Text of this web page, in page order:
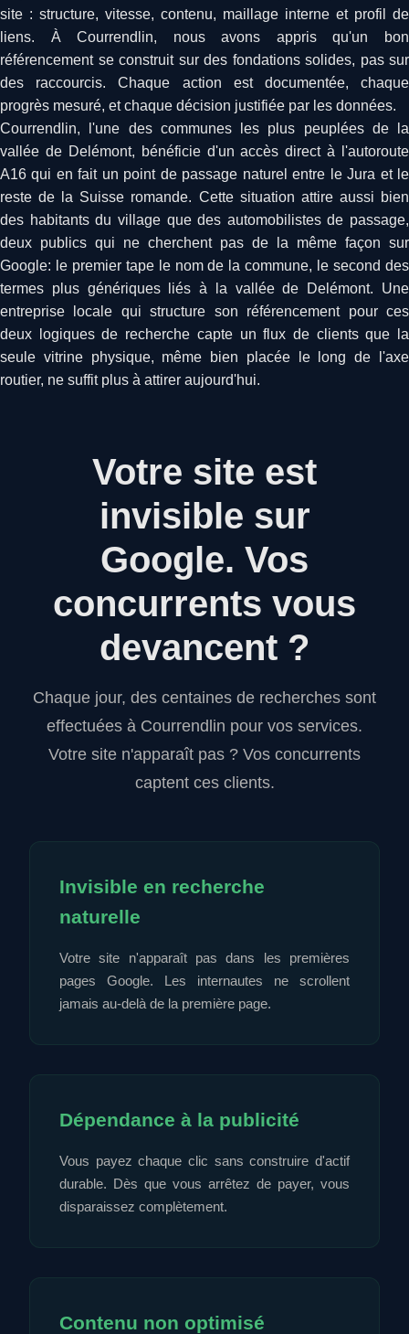
site : structure, vitesse, contenu, maillage interne et profil de
liens. À Courrendlin, nous avons appris qu'un bon
référencement se construit sur des fondations solides, pas sur
des raccourcis. Chaque action est documentée, chaque
progrès mesuré, et chaque décision justifiée par les données.
Courrendlin, l'une des communes les plus peuplées de la
vallée de Delémont, bénéficie d'un accès direct à l'autoroute
A16 qui en fait un point de passage naturel entre le Jura et le
reste de la Suisse romande. Cette situation attire aussi bien
des habitants du village que des automobilistes de passage,
deux publics qui ne cherchent pas de la même façon sur
Google: le premier tape le nom de la commune, le second des
termes plus génériques liés à la vallée de Delémont. Une
entreprise locale qui structure son référencement pour ces
deux logiques de recherche capte un flux de clients que la
seule vitrine physique, même bien placée le long de l'axe
routier, ne suffit plus à attirer aujourd'hui.
Votre site est
invisible sur
Google. Vos
concurrents vous
devancent ?
Chaque jour, des centaines de recherches sont
effectuées à Courrendlin pour vos services.
Votre site n'apparaît pas ? Vos concurrents
captent ces clients.
Invisible en recherche
naturelle
Votre site n'apparaît pas dans les premières
pages Google. Les internautes ne scrollent
jamais au-delà de la première page.
Dépendance à la publicité
Vous payez chaque clic sans construire d'actif
durable. Dès que vous arrêtez de payer, vous
disparaissez complètement.
Contenu non optimisé